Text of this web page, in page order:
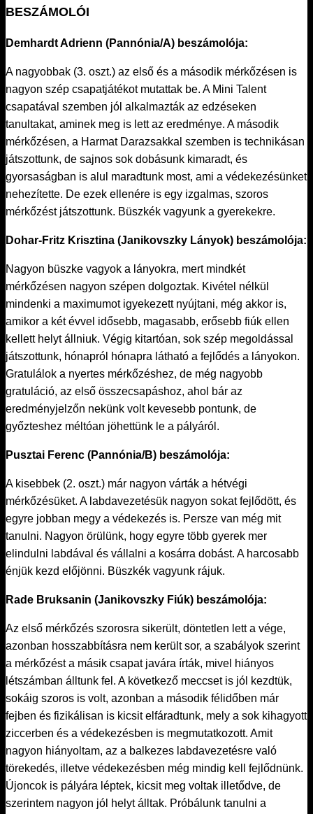
BESZÁMOLÓI
Demhardt Adrienn (Pannónia/A) beszámolója:
A nagyobbak (3. oszt.) az első és a második mérkőzésen is
nagyon szép csapatjátékot mutattak be. A Mini Talent
csapatával szemben jól alkalmazták az edzéseken
tanultakat, aminek meg is lett az eredménye. A második
mérkőzésen, a Harmat Darazsakkal szemben is technikásan
játszottunk, de sajnos sok dobásunk kimaradt, és
gyorsaságban is alul maradtunk most, ami a védekezésünket
nehezítette. De ezek ellenére is egy izgalmas, szoros
mérkőzést játszottunk. Büszkék vagyunk a gyerekekre.
Dohar-Fritz Krisztina (Janikovszky Lányok) beszámolója:
Nagyon büszke vagyok a lányokra, mert mindkét
mérkőzésen nagyon szépen dolgoztak. Kivétel nélkül
mindenki a maximumot igyekezett nyújtani, még akkor is,
amikor a két évvel idősebb, magasabb, erősebb fiúk ellen
kellett helyt állniuk. Végig kitartóan, sok szép megoldással
játszottunk, hónapról hónapra látható a fejlődés a lányokon.
Gratulálok a nyertes mérkőzéshez, de még nagyobb
gratuláció, az első összecsapáshoz, ahol bár az
eredményjelzőn nekünk volt kevesebb pontunk, de
győzteshez méltóan jöhettünk le a pályáról.
Pusztai Ferenc (Pannónia/B) beszámolója:
A kisebbek (2. oszt.) már nagyon várták a hétvégi
mérkőzésüket. A labdavezetésük nagyon sokat fejlődött, és
egyre jobban megy a védekezés is. Persze van még mit
tanulni. Nagyon örülünk, hogy egyre több gyerek mer
elindulni labdával és vállalni a kosárra dobást. A harcosabb
énjük kezd előjönni. Büszkék vagyunk rájuk.
Rade Bruksanin (Janikovszky Fiúk) beszámolója:
Az első mérkőzés szorosra sikerült, döntetlen lett a vége,
azonban hosszabbításra nem került sor, a szabályok szerint
a mérkőzést a másik csapat javára írták, mivel hiányos
létszámban álltunk fel. A következő meccset is jól kezdtük,
sokáig szoros is volt, azonban a második félidőben már
fejben és fizikálisan is kicsit elfáradtunk, mely a sok kihagyott
ziccerben és a védekezésben is megmutatkozott. Amit
nagyon hiányoltam, az a balkezes labdavezetésre való
törekedés, illetve védekezésben még mindig kell fejlődnünk.
Újoncok is pályára léptek, kicsit meg voltak illetődve, de
szerintem nagyon jól helyt álltak. Próbálunk tanulni a